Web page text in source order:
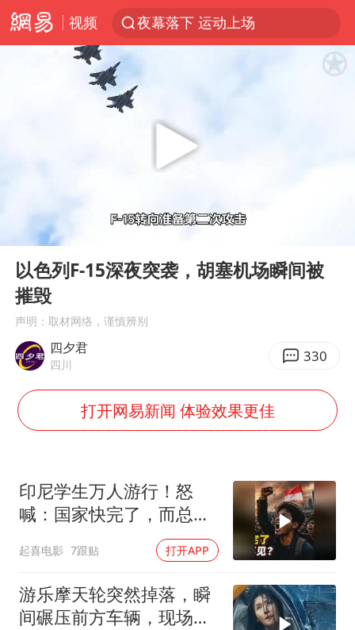
视频
夜幕落下 运动上场
泰交通部副部长回应中国人遭歧视手势
改名后的“青海拉面”店
“空调24小时开着更省电”不实
公司“上四休三”但要降薪1000元
47岁妈妈突然产女 26岁女儿：很震惊
97岁英国奶奶飞上天再破吉尼斯纪录
中国稀土盘中涨停
“中国蔬菜之乡”最高温达41.8℃
27岁女子成组织卖淫集团主犯被通缉
Play
00:00
以色列F-15深夜突袭，胡塞机场瞬间被
摧毁
声明：取材网络，谨慎辨别
四夕君
四川 330
打开网易新闻 体验效果更佳
印尼学生万人游行！怒
喊：国家快完了，而总统
起喜电影 7跟贴 打开APP
游乐摩天轮突然掉落，瞬
间碾压前方车辆，现场状